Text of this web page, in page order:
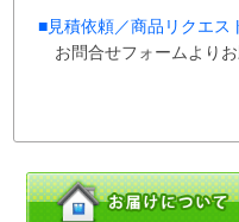
■見積依頼／商品リクエス
お問合せフォームよりお